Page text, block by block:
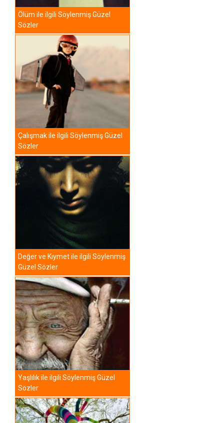
Ölüm ile ilgili Söylenmiş Güzel
Sözler
Çalışmak ile ilgili Söylenmiş Güzel
Sözler
Değer ve Kıymet ile ilgili Söylenmiş
Güzel Sözler
Yaşlılık ile ilgili Söylenmiş Güzel
Sözler